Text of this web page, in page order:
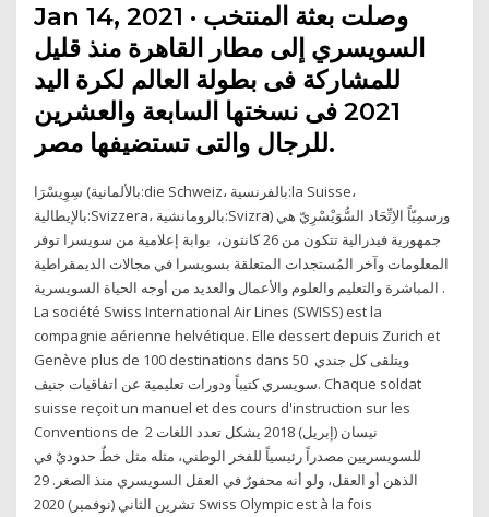
Jan 14, 2021 · وصلت بعثة المنتخب
السويسري إلى مطار القاهرة منذ قليل
للمشاركة فى بطولة العالم لكرة اليد
2021 فى نسختها السابعة والعشرين
للرجال والتى تستضيفها مصر.
سِوِيسْرَا (بالألمانية:die Schweiz، بالفرنسية:la Suisse،
بالإيطالية:Svizzera، بالرومانشية:Svizra) ورسمِيّاً الاِتِّحَاد السُّوَيْسْرِيّ هي
جمهورية فيدرالية تتكون من 26 كانتون، بوابة إعلامية من سويسرا توفر
المعلومات وآخر المُستجدات المتعلقة بسويسرا في مجالات الديمقراطية
المباشرة والتعليم والعلوم والأعمال والعديد من أوجه الحياة السويسرية .
La société Swiss International Air Lines (SWISS) est la
compagnie aérienne helvétique. Elle dessert depuis Zurich et
Genève plus de 100 destinations dans 50 ويتلقى كل جندي
سويسري كتيباً ودورات تعليمية عن اتفاقيات جنيف. Chaque soldat
suisse reçoit un manuel et des cours d'instruction sur les
Conventions de 2 نيسان (إبريل) 2018 يشكل تعدد اللغات
للسويسريين مصدراً رئيسياً للفخر الوطني، مثله مثل خطٌ حدوديٌ في
الذهن أو العقل، ولو أنه محفورٌ في العقل السويسري منذ الصغر. 29
تشرين الثاني (نوفمبر) 2020 Swiss Olympic est à la fois